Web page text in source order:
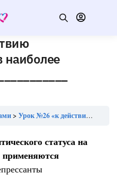
наиболее
Урок №26 «к действию антидепрессантов наиболее чувствительна _____________ депрессия»
статуса на
применяются